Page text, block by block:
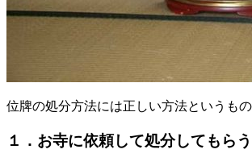
位牌の処分方法には正しい方法というもの
１．お寺に依頼して処分してもらう